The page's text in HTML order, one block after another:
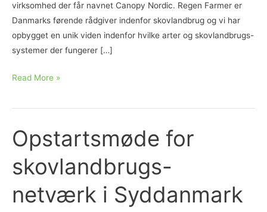
virksomhed der får navnet Canopy Nordic. Regen Farmer er
Danmarks førende rådgiver indenfor skovlandbrug og vi har
opbygget en unik viden indenfor hvilke arter og skovlandbrugs-
systemer der fungerer […]
Regen
indgår
med
Amerikanske
Canopy
Management
Read More »
Opstartsmøde for
skovlandbrugs-
netværk i Syddanmark